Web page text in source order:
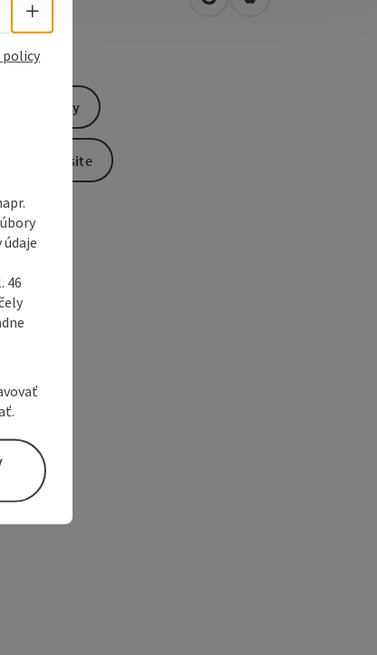
Innkreis open in Google Maps
Open in Apple
Send inquiry
To the website
Select language - Open menu
policy
46